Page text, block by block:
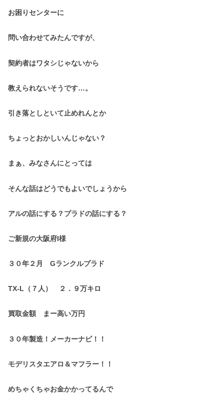
お困りセンターに
問い合わせてみたんですが、
契約者はワタシじゃないから
教えられないそうです…。
引き落としといて止めれんとか
ちょっとおかしいんじゃない？
まぁ、みなさんにとっては
そんな話はどうでもよいでしょうから
アルの話にする？プラドの話にする？
ご新規の大阪府I様
３０年２月 Gランクルプラド
TX-L（７人） ２．９万キロ
買取金額 まー高い万円
３０年製造！メーカーナビ！！
モデリスタエアロ＆マフラー！！
めちゃくちゃお金かかってるんで